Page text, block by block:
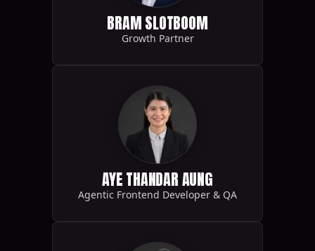
BRAM SLOTBOOM
Growth Partner
AYE THANDAR AUNG
Agentic Frontend Developer & QA